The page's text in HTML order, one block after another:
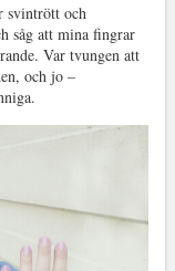
svintrött och
såg att mina fingrar
Var tvungen att
och jo –